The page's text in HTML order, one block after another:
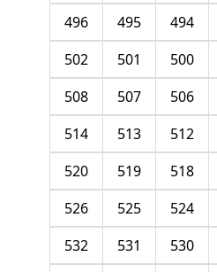
494
495
496
500
501
502
506
507
508
512
513
514
518
519
520
524
525
526
530
531
532